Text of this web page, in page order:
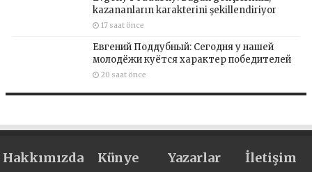
kazananların karakterini şekillendiriyor
17 saat önce
Евгений Поддубный: Сегодня у нашей
молодёжи куётся характер победителей
20 saat önce
Hakkımızda Künye Yazarlar İletişim